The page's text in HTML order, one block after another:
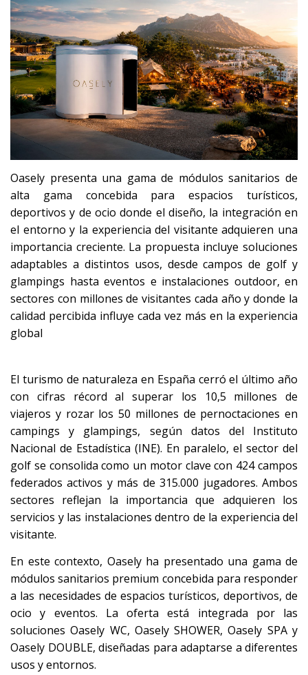
Oasely presenta una gama de módulos sanitarios de
alta gama concebida para espacios turísticos,
deportivos y de ocio donde el diseño, la integración en
el entorno y la experiencia del visitante adquieren una
importancia creciente. La propuesta incluye soluciones
adaptables a distintos usos, desde campos de golf y
glampings hasta eventos e instalaciones outdoor, en
sectores con millones de visitantes cada año y donde la
calidad percibida influye cada vez más en la experiencia
global
El turismo de naturaleza en España cerró el último año
con cifras récord al superar los 10,5 millones de
viajeros y rozar los 50 millones de pernoctaciones en
campings y glampings, según datos del Instituto
Nacional de Estadística (INE). En paralelo, el sector del
golf se consolida como un motor clave con 424 campos
federados activos y más de 315.000 jugadores. Ambos
sectores reflejan la importancia que adquieren los
servicios y las instalaciones dentro de la experiencia del
visitante.
En este contexto, Oasely ha presentado una gama de
módulos sanitarios premium concebida para responder
a las necesidades de espacios turísticos, deportivos, de
ocio y eventos. La oferta está integrada por las
soluciones Oasely WC, Oasely SHOWER, Oasely SPA y
Oasely DOUBLE, diseñadas para adaptarse a diferentes
usos y entornos.